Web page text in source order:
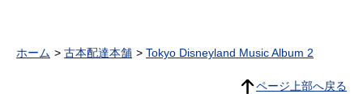
ホーム 古本配達本舗 Tokyo Disneyland Music Album 2
ページ上部へ戻る